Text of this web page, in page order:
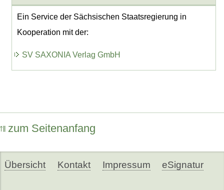
Ein Service der Sächsischen Staatsregierung in
Kooperation mit der:
SV SAXONIA Verlag GmbH
zum Seitenanfang
Übersicht Kontakt Impressum eSignatur